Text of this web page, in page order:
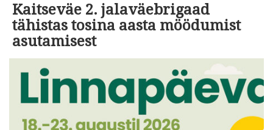
Kaitseväe 2. jalaväebrigaad
tähistas tosina aasta möödumist
asutamisest